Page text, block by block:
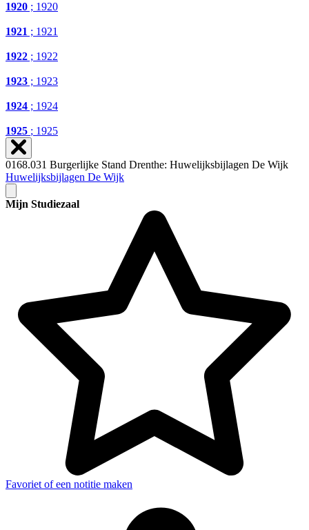
1920 ; 1920
1921 ; 1921
1922 ; 1922
1923 ; 1923
1924 ; 1924
1925 ; 1925
0168.031 Burgerlijke Stand Drenthe: Huwelijksbijlagen De Wijk
Huwelijksbijlagen De Wijk
Mijn Studiezaal
Favoriet of een notitie maken